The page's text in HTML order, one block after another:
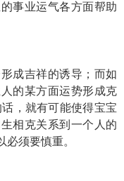
事业运气各方面帮助
成吉祥的诱导；而如
的某方面运势形成克
，就有可能使得宝宝
相克关系到一个人的
须要慎重。